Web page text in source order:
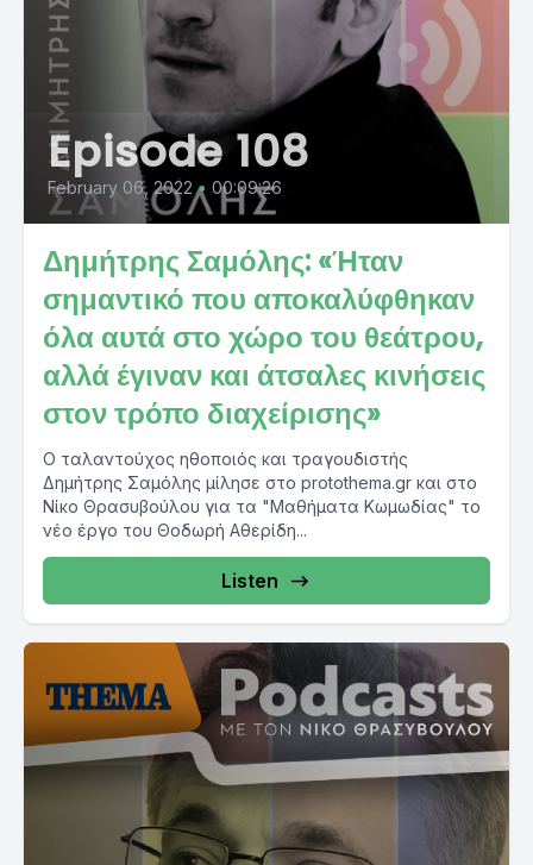
Episode 108
February 06, 2022 • 00:09:26
Δημήτρης Σαμόλης: «Ήταν
σημαντικό που αποκαλύφθηκαν
όλα αυτά στο χώρο του θεάτρου,
αλλά έγιναν και άτσαλες κινήσεις
στον τρόπο διαχείρισης»
Ο ταλαντούχος ηθοποιός και τραγουδιστής
Δημήτρης Σαμόλης μίλησε στο protothema.gr και στο
Νίκο Θρασυβούλου για τα "Μαθήματα Κωμωδίας" το
νέο έργο του Θοδωρή Αθερίδη...
Listen